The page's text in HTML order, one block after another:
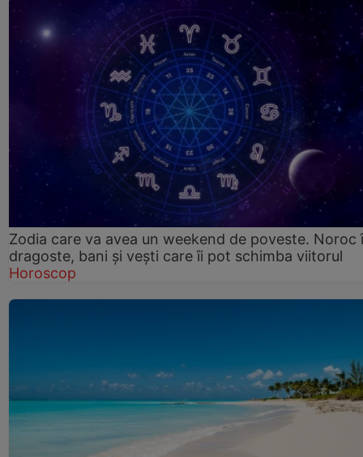
Zodia care va avea un weekend de poveste. Noroc
dragoste, bani și vești care îi pot schimba viitorul
Horoscop